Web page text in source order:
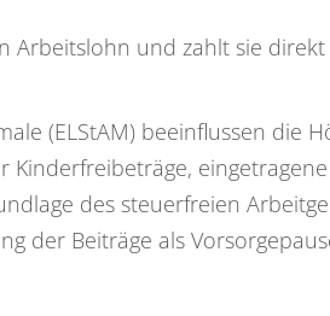
und zahlt sie
(ELStAM) beeinflussen die
Kinderfreibeträge,
des steuerfreien
der Beiträge als